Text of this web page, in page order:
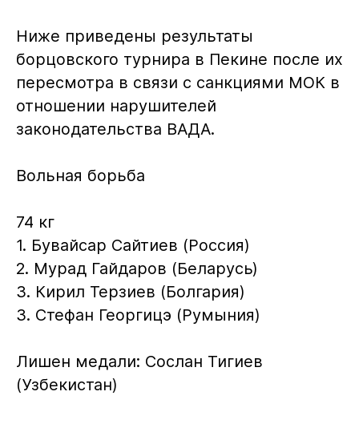
Ниже приведены результаты
борцовского турнира в Пекине после их
пересмотра в связи с санкциями МОК в
отношении нарушителей
законодательства ВАДА.
Вольная борьба
74 кг
1. Бувайсар Сайтиев (Россия)
2. Мурад Гайдаров (Беларусь)
3. Кирил Терзиев (Болгария)
3. Стефан Георгицэ (Румыния)
Лишен медали: Сослан Тигиев
(Узбекистан)